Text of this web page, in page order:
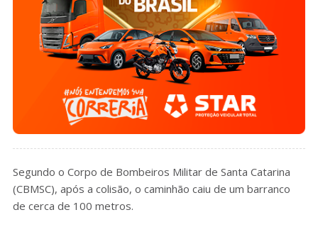
Segundo o Corpo de Bombeiros Militar de Santa Catarina
(CBMSC), após a colisão, o caminhão caiu de um barranco
de cerca de 100 metros.